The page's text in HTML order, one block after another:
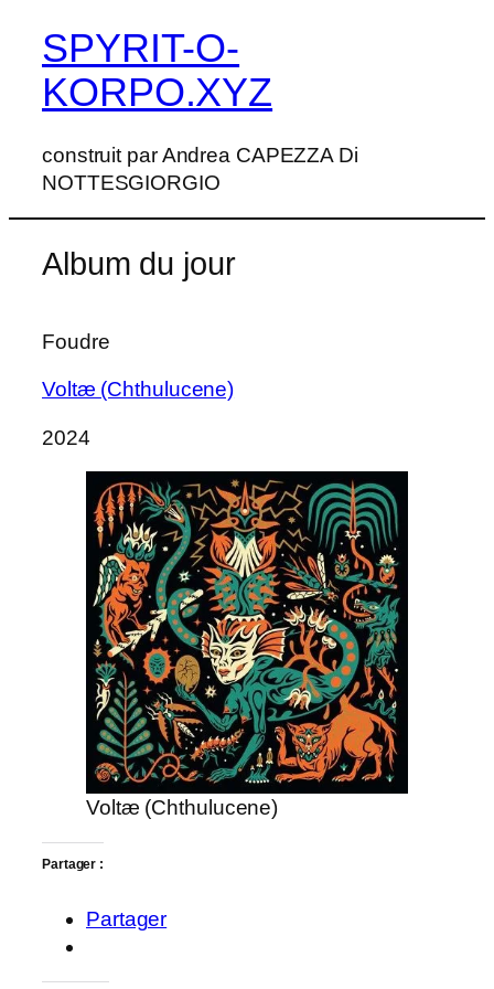
Aller
contenu
SPYRIT-O-
KORPO.XYZ
construit par Andrea CAPEZZA Di
NOTTESGIORGIO
Album du jour
Foudre
Voltæ (Chthulucene)
2024
Voltæ (Chthulucene)
Partager :
Partager